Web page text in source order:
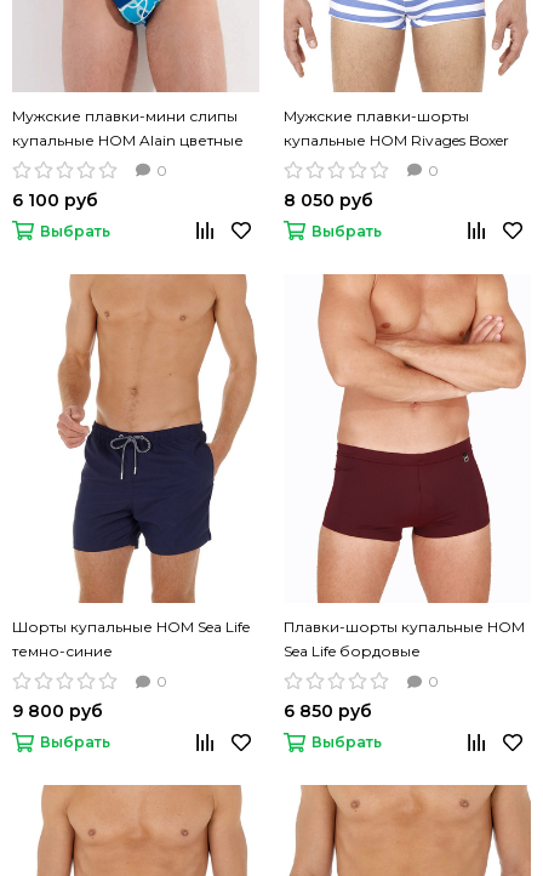
Мужские плавки-мини слипы
купальные HOM Alain цветные
0
6 100 руб
Выбрать
Мужские плавки-шорты
купальные HOM Rivages Boxer
бело-голубая полоска
0
8 050 руб
Выбрать
Шорты купальные HOM Sea Life
темно-синие
0
9 800 руб
Выбрать
Плавки-шорты купальные HOM
Sea Life бордовые
0
6 850 руб
Выбрать